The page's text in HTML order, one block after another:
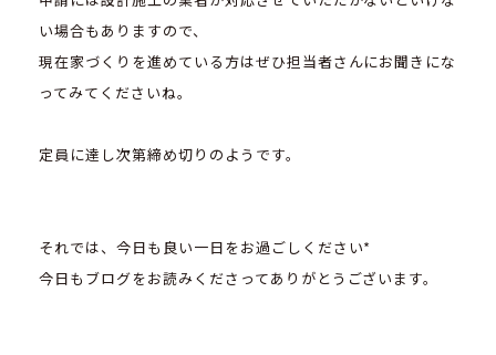
い場合もありますので、
現在家づくりを進めている方はぜひ担当者さんにお聞きにな
ってみてくださいね。
定員に達し次第締め切りのようです。
それでは、今日も良い一日をお過ごしください*
今日もブログをお読みくださってありがとうございます。